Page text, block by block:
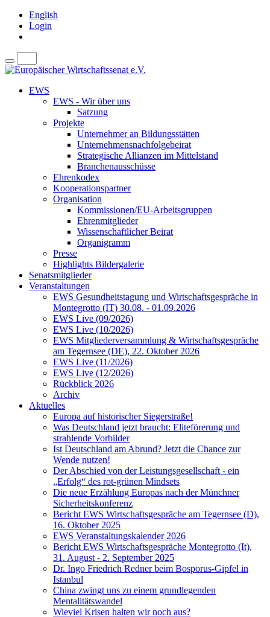
English
Login
EWS
EWS - Wir über uns
Satzung
Projekte
Unternehmer an Bildungsstätten
Unternehmensnachfolgebeirat
Strategische Allianzen im Mittelstand
Branchenausschüsse
Ehrenkodex
Kooperationspartner
Organisation
Kommissionen/EU-Arbeitsgruppen
Ehrenmitglieder
Wissenschaftlicher Beirat
Organigramm
Presse
Highlights Bildergalerie
Senatsmitglieder
Veranstaltungen
EWS Gesundheitstagung und Wirtschaftsgespräche in
Montegrotto (IT) 30.08. - 01.09.2026
EWS Live (09/2026)
EWS Live (10/2026)
EWS Mitgliederversammlung & Wirtschaftsgespräche
am Tegernsee (DE), 22. Oktober 2026
EWS Live (11/2026)
EWS Live (12/2026)
Rückblick 2026
Archiv
Aktuelles
Europa auf historischer Siegerstraße!
Was Deutschland jetzt braucht: Eliteförerung und
strahlende Vorbilder
Ist Deutschland am Abrund? Jetzt die Chance zur
Wende nutzen!
Der Abschied von der Leistungsgesellschaft - ein
„Erfolg“ des rot-grünen Mindsets
Die neue Erzählung Europas nach der Münchner
Sicherheitskonferenz
Bericht EWS Wirtschaftsgespräche am Tegernsee (D),
16. Oktober 2025
EWS Veranstaltungskalender 2026
Bericht EWS Wirtschaftsgespräche Montegrotto (It),
31. August - 2. September 2025
Dr. Ingo Friedrich Redner beim Bosporus-Gipfel in
Istanbul
China zwingt uns zu einem grundlegenden
Mentalitätswandel
Wieviel Krisen halten wir noch aus?